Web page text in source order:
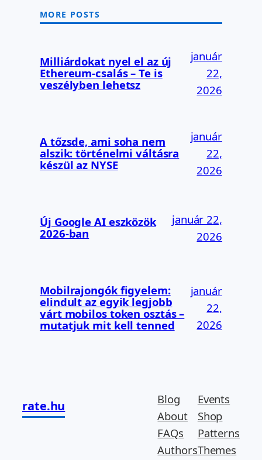
MORE POSTS
Milliárdokat nyel el az új
Ethereum-csalás – Te is
veszélyben lehetsz
január
22,
2026
A tőzsde, ami soha nem
alszik: történelmi váltásra
készül az NYSE
január
22,
2026
Új Google AI eszközök
2026-ban
január 22,
2026
Mobilrajongók figyelem:
elindult az egyik legjobb
várt mobilos token osztás –
mutatjuk mit kell tenned
január
22,
2026
rate.hu
Blog
About
FAQs
Authors
Events
Shop
Patterns
Themes